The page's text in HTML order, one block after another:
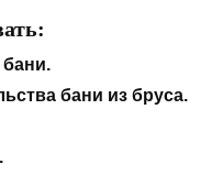
бани.
бани из бруса.